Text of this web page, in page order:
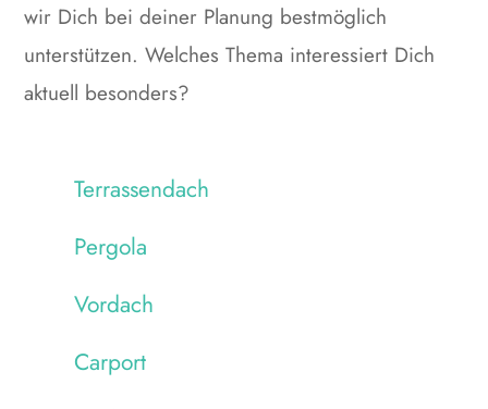
wir Dich bei deiner Planung bestmöglich
unterstützen. Welches Thema interessiert Dich
aktuell besonders?
Terrassendach
Pergola
Vordach
Carport